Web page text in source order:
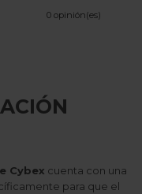
0 opinión(es)
Cybex cuenta con una
para que el